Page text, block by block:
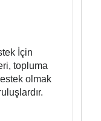
İçin
topluma
olmak